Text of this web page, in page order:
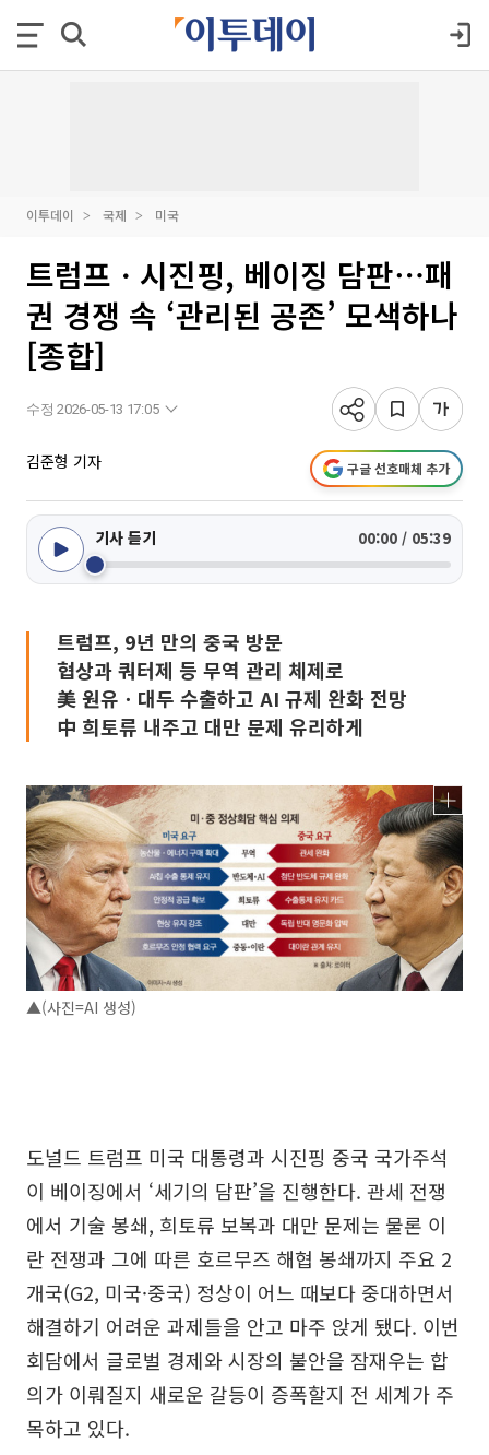
이투데이 국제 미국
트럼프ㆍ시진핑, 베이징 담판⋯패
권 경쟁 속 ‘관리된 공존’ 모색하나
[종합]
수정 2026-05-13 17:05
김준형 기자 구글 선호매체 추가
기사 듣기 00:00 / 05:39
트럼프, 9년 만의 중국 방문
협상과 쿼터제 등 무역 관리 체제로
美 원유ㆍ대두 수출하고 AI 규제 완화 전망
中 희토류 내주고 대만 문제 유리하게
▲(사진=AI 생성)
도널드 트럼프 미국 대통령과 시진핑 중국 국가주석
이 베이징에서 ‘세기의 담판’을 진행한다. 관세 전쟁
에서 기술 봉쇄, 희토류 보복과 대만 문제는 물론 이
란 전쟁과 그에 따른 호르무즈 해협 봉쇄까지 주요 2
개국(G2, 미국·중국) 정상이 어느 때보다 중대하면서
해결하기 어려운 과제들을 안고 마주 앉게 됐다. 이번
회담에서 글로벌 경제와 시장의 불안을 잠재우는 합
의가 이뤄질지 새로운 갈등이 증폭할지 전 세계가 주
목하고 있다.